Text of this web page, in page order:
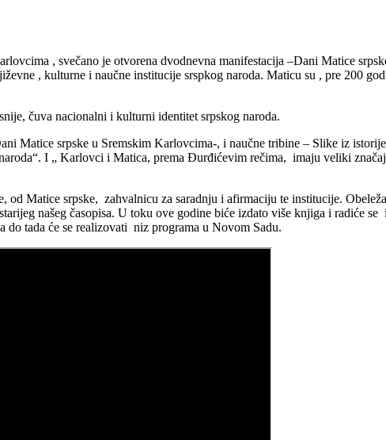
, svečano je otvorena dvodnevna manifestacija –Dani Matice
, kulturne i naučne institucije srspkog naroda. Maticu su , pre 200
čuva nacionalni i kulturni identitet srpskog naroda.
Matice srpske u Sremskim Karlovcima-, i naučne tribine – Slike iz
I „ Karlovci i Matica, prema Đurđićevim rečima, imaju veliki
od Matice srpske, zahvalnicu za saradnju i afirmaciju te institucije.
našeg časopisa. U toku ove godine biće izdato više knjiga i radiće
do tada će se realizovati niz programa u Novom Sadu.